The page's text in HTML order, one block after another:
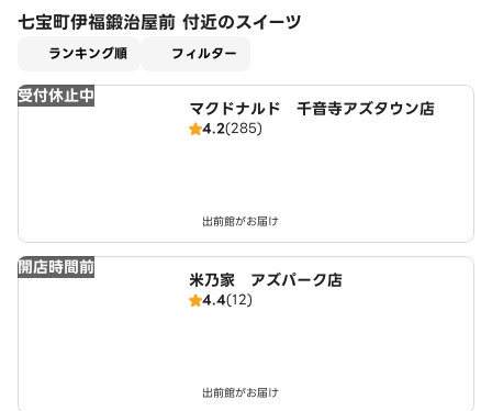
七宝町伊福鍛治屋前 付近のスイーツ
ランキング順 フィルター
受付休止中
マクドナルド 千音寺アズタウン店
4.2(285)
出前館がお届け
開店時間前
米乃家 アズパーク店
4.4(12)
出前館がお届け